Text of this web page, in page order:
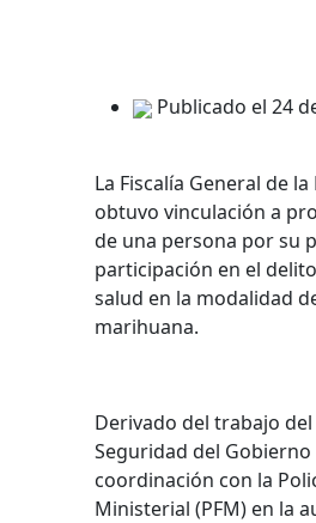
Publicado el 24
La Fiscalía General de la
obtuvo vinculación a
de una persona por su
participación en el
salud en la modalidad
marihuana.
Derivado del trabajo
Seguridad del Gobierno
coordinación con la
Ministerial (PFM) en la